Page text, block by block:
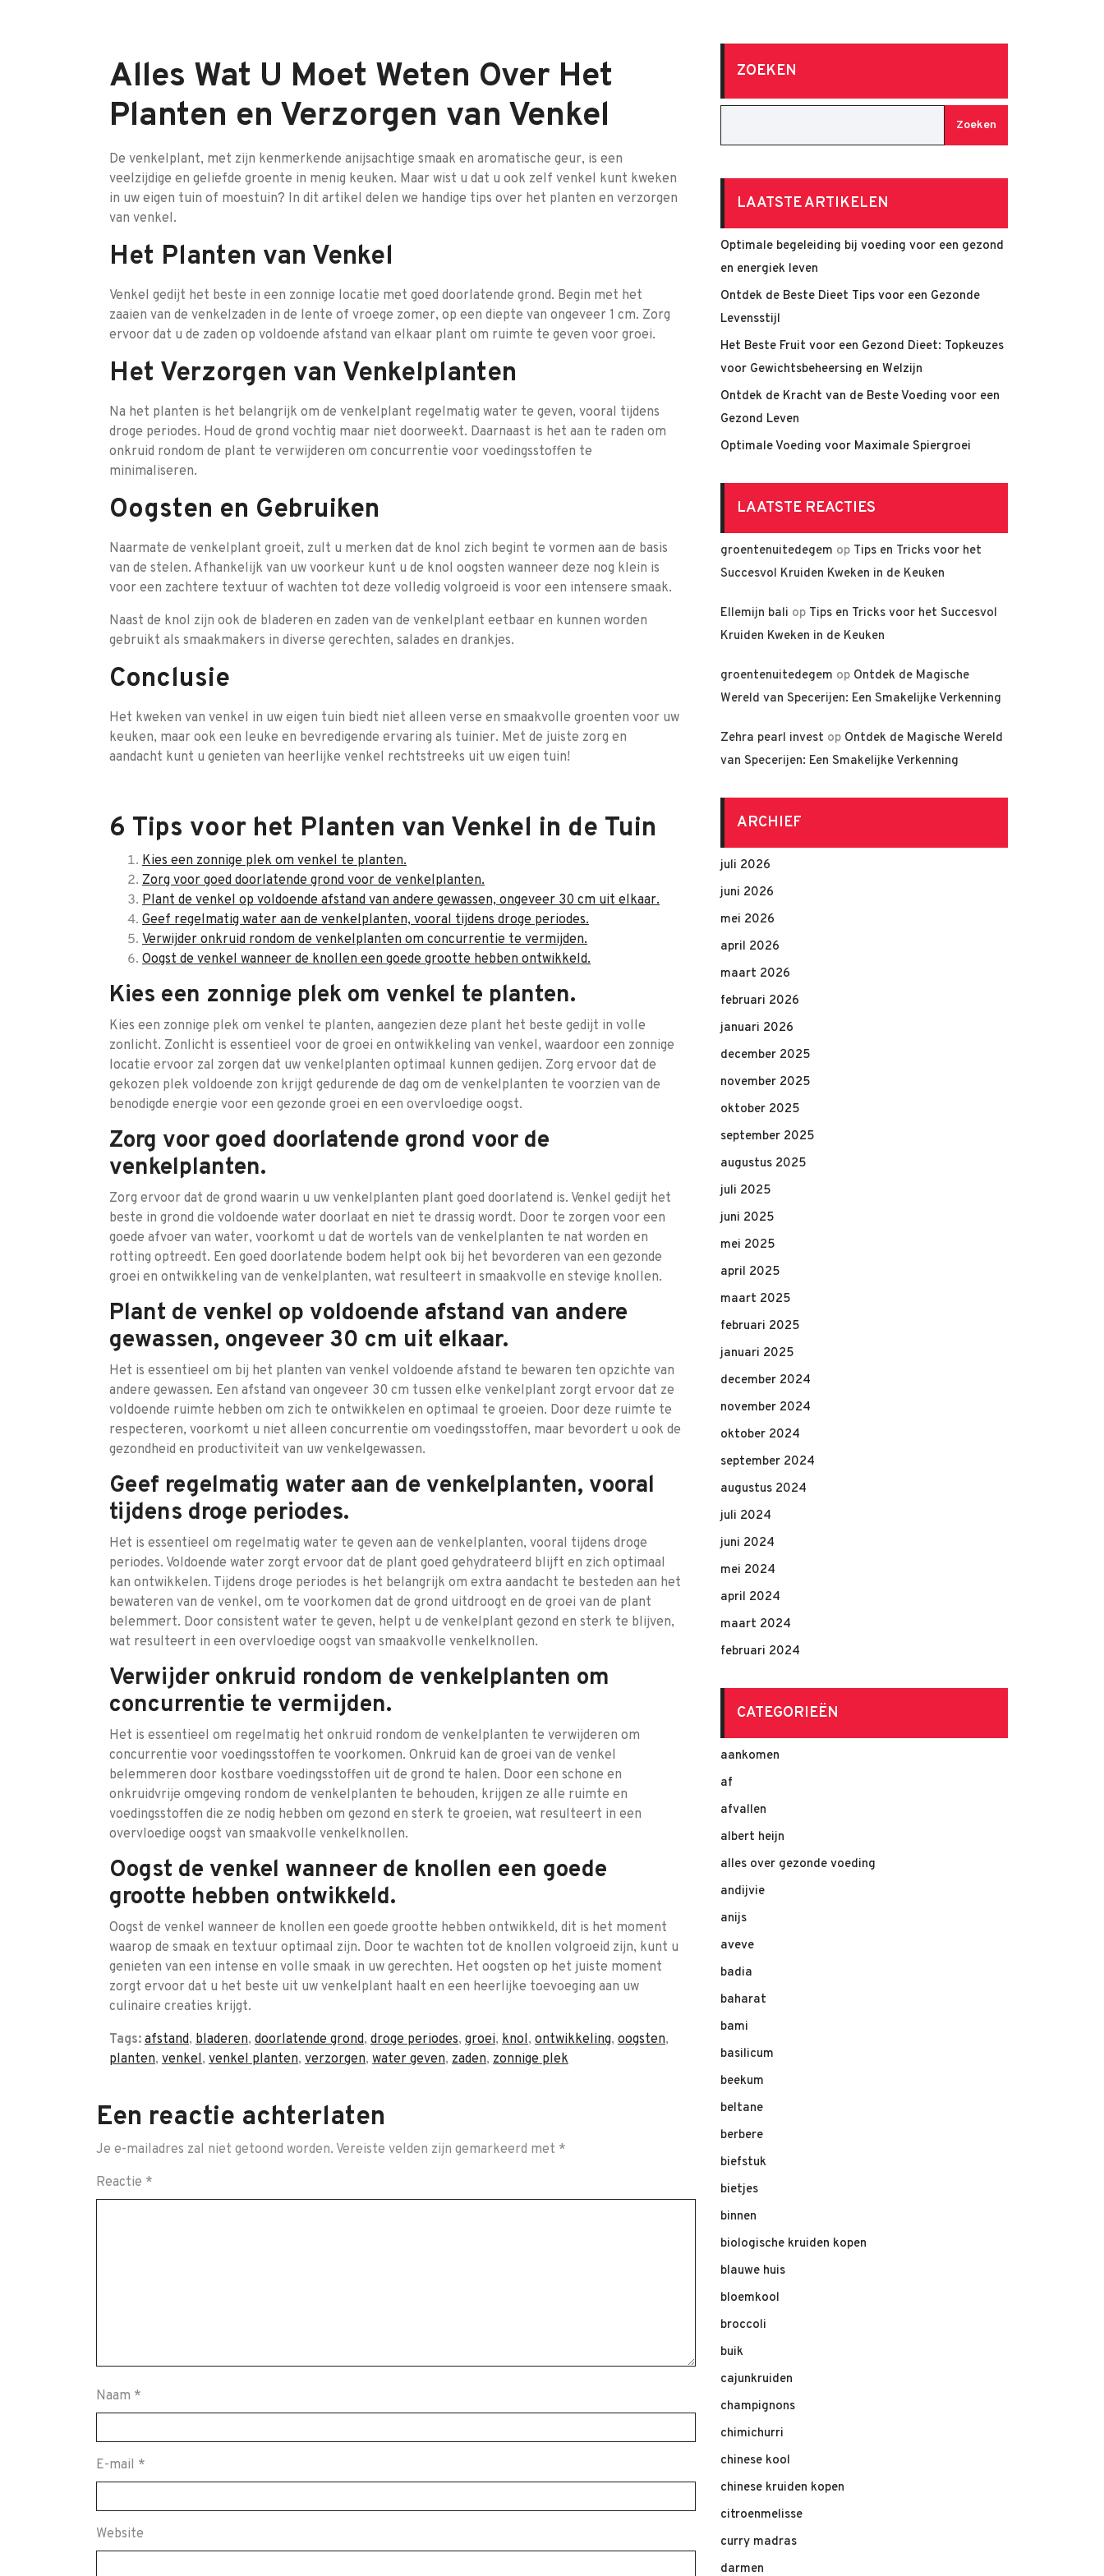
Alles Wat U Moet Weten Over Het
Planten en Verzorgen van Venkel
De venkelplant, met zijn kenmerkende anijsachtige smaak en aromatische geur, is een
veelzijdige en geliefde groente in menig keuken. Maar wist u dat u ook zelf venkel kunt kweken
in uw eigen tuin of moestuin? In dit artikel delen we handige tips over het planten en verzorgen
van venkel.
Het Planten van Venkel
Venkel gedijt het beste in een zonnige locatie met goed doorlatende grond. Begin met het
zaaien van de venkelzaden in de lente of vroege zomer, op een diepte van ongeveer 1 cm. Zorg
ervoor dat u de zaden op voldoende afstand van elkaar plant om ruimte te geven voor groei.
Het Verzorgen van Venkelplanten
Na het planten is het belangrijk om de venkelplant regelmatig water te geven, vooral tijdens
droge periodes. Houd de grond vochtig maar niet doorweekt. Daarnaast is het aan te raden om
onkruid rondom de plant te verwijderen om concurrentie voor voedingsstoffen te
minimaliseren.
Oogsten en Gebruiken
Naarmate de venkelplant groeit, zult u merken dat de knol zich begint te vormen aan de basis
van de stelen. Afhankelijk van uw voorkeur kunt u de knol oogsten wanneer deze nog klein is
voor een zachtere textuur of wachten tot deze volledig volgroeid is voor een intensere smaak.
Naast de knol zijn ook de bladeren en zaden van de venkelplant eetbaar en kunnen worden
gebruikt als smaakmakers in diverse gerechten, salades en drankjes.
Conclusie
Het kweken van venkel in uw eigen tuin biedt niet alleen verse en smaakvolle groenten voor uw
keuken, maar ook een leuke en bevredigende ervaring als tuinier. Met de juiste zorg en
aandacht kunt u genieten van heerlijke venkel rechtstreeks uit uw eigen tuin!
6 Tips voor het Planten van Venkel in de Tuin
Kies een zonnige plek om venkel te planten.
Zorg voor goed doorlatende grond voor de venkelplanten.
Plant de venkel op voldoende afstand van andere gewassen, ongeveer 30 cm uit elkaar.
Geef regelmatig water aan de venkelplanten, vooral tijdens droge periodes.
Verwijder onkruid rondom de venkelplanten om concurrentie te vermijden.
Oogst de venkel wanneer de knollen een goede grootte hebben ontwikkeld.
Kies een zonnige plek om venkel te planten.
Kies een zonnige plek om venkel te planten, aangezien deze plant het beste gedijt in volle
zonlicht. Zonlicht is essentieel voor de groei en ontwikkeling van venkel, waardoor een zonnige
locatie ervoor zal zorgen dat uw venkelplanten optimaal kunnen gedijen. Zorg ervoor dat de
gekozen plek voldoende zon krijgt gedurende de dag om de venkelplanten te voorzien van de
benodigde energie voor een gezonde groei en een overvloedige oogst.
Zorg voor goed doorlatende grond voor de
venkelplanten.
Zorg ervoor dat de grond waarin u uw venkelplanten plant goed doorlatend is. Venkel gedijt het
beste in grond die voldoende water doorlaat en niet te drassig wordt. Door te zorgen voor een
goede afvoer van water, voorkomt u dat de wortels van de venkelplanten te nat worden en
rotting optreedt. Een goed doorlatende bodem helpt ook bij het bevorderen van een gezonde
groei en ontwikkeling van de venkelplanten, wat resulteert in smaakvolle en stevige knollen.
Plant de venkel op voldoende afstand van andere
gewassen, ongeveer 30 cm uit elkaar.
Het is essentieel om bij het planten van venkel voldoende afstand te bewaren ten opzichte van
andere gewassen. Een afstand van ongeveer 30 cm tussen elke venkelplant zorgt ervoor dat ze
voldoende ruimte hebben om zich te ontwikkelen en optimaal te groeien. Door deze ruimte te
respecteren, voorkomt u niet alleen concurrentie om voedingsstoffen, maar bevordert u ook de
gezondheid en productiviteit van uw venkelgewassen.
Geef regelmatig water aan de venkelplanten, vooral
tijdens droge periodes.
Het is essentieel om regelmatig water te geven aan de venkelplanten, vooral tijdens droge
periodes. Voldoende water zorgt ervoor dat de plant goed gehydrateerd blijft en zich optimaal
kan ontwikkelen. Tijdens droge periodes is het belangrijk om extra aandacht te besteden aan het
bewateren van de venkel, om te voorkomen dat de grond uitdroogt en de groei van de plant
belemmert. Door consistent water te geven, helpt u de venkelplant gezond en sterk te blijven,
wat resulteert in een overvloedige oogst van smaakvolle venkelknollen.
Verwijder onkruid rondom de venkelplanten om
concurrentie te vermijden.
Het is essentieel om regelmatig het onkruid rondom de venkelplanten te verwijderen om
concurrentie voor voedingsstoffen te voorkomen. Onkruid kan de groei van de venkel
belemmeren door kostbare voedingsstoffen uit de grond te halen. Door een schone en
onkruidvrije omgeving rondom de venkelplanten te behouden, krijgen ze alle ruimte en
voedingsstoffen die ze nodig hebben om gezond en sterk te groeien, wat resulteert in een
overvloedige oogst van smaakvolle venkelknollen.
Oogst de venkel wanneer de knollen een goede
grootte hebben ontwikkeld.
Oogst de venkel wanneer de knollen een goede grootte hebben ontwikkeld, dit is het moment
waarop de smaak en textuur optimaal zijn. Door te wachten tot de knollen volgroeid zijn, kunt u
genieten van een intense en volle smaak in uw gerechten. Het oogsten op het juiste moment
zorgt ervoor dat u het beste uit uw venkelplant haalt en een heerlijke toevoeging aan uw
culinaire creaties krijgt.
Tags: afstand, bladeren, doorlatende grond, droge periodes, groei, knol, ontwikkeling, oogsten,
planten, venkel, venkel planten, verzorgen, water geven, zaden, zonnige plek
Een reactie achterlaten
Je e-mailadres zal niet getoond worden. Vereiste velden zijn gemarkeerd met *
Reactie *
Naam *
E-mail *
Website
ZOEKEN
Zoeken
LAATSTE ARTIKELEN
Optimale begeleiding bij voeding voor een gezond
en energiek leven
Ontdek de Beste Dieet Tips voor een Gezonde
Levensstijl
Het Beste Fruit voor een Gezond Dieet: Topkeuzes
voor Gewichtsbeheersing en Welzijn
Ontdek de Kracht van de Beste Voeding voor een
Gezond Leven
Optimale Voeding voor Maximale Spiergroei
LAATSTE REACTIES
groentenuitedegem op Tips en Tricks voor het
Succesvol Kruiden Kweken in de Keuken
Ellemijn bali op Tips en Tricks voor het Succesvol
Kruiden Kweken in de Keuken
groentenuitedegem op Ontdek de Magische
Wereld van Specerijen: Een Smakelijke Verkenning
Zehra pearl invest op Ontdek de Magische Wereld
van Specerijen: Een Smakelijke Verkenning
ARCHIEF
juli 2026
juni 2026
mei 2026
april 2026
maart 2026
februari 2026
januari 2026
december 2025
november 2025
oktober 2025
september 2025
augustus 2025
juli 2025
juni 2025
mei 2025
april 2025
maart 2025
februari 2025
januari 2025
december 2024
november 2024
oktober 2024
september 2024
augustus 2024
juli 2024
juni 2024
mei 2024
april 2024
maart 2024
februari 2024
CATEGORIEËN
aankomen
af
afvallen
albert heijn
alles over gezonde voeding
andijvie
anijs
aveve
badia
baharat
bami
basilicum
beekum
beltane
berbere
biefstuk
bietjes
binnen
biologische kruiden kopen
blauwe huis
bloemkool
broccoli
buik
cajunkruiden
champignons
chimichurri
chinese kool
chinese kruiden kopen
citroenmelisse
curry madras
darmen